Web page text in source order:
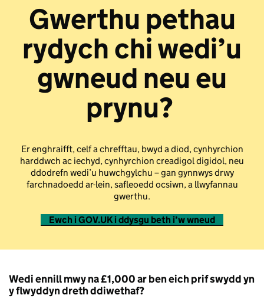
Gwerthu pethau
rydych chi wedi’u
gwneud neu eu
prynu?
Er enghraifft, celf a chrefftau, bwyd a diod, cynhyrchion
harddwch ac iechyd, cynhyrchion creadigol digidol, neu
ddodrefn wedi’u huwchgylchu – gan gynnwys drwy
farchnadoedd ar-lein, safleoedd ocsiwn, a llwyfannau
gwerthu.
Ewch i GOV.UK i ddysgu beth i’w wneud
Wedi ennill mwy na £1,000 ar ben eich prif swydd yn
y flwyddyn dreth ddiwethaf?